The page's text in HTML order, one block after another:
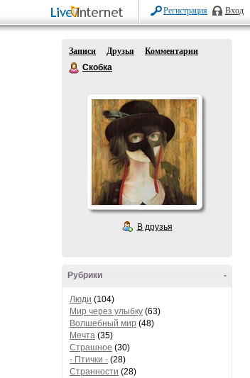
Регистрация Вход
Записи Друзья
Комментарии
Скобка
В друзья
-
Рубрики
Люди (104)
Мир через улыбку (63)
Волшебный мир (48)
Мечта (35)
Страшное (30)
- Птички - (28)
Странности (28)